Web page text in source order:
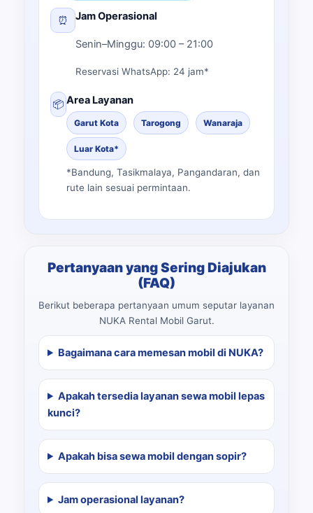
⏰ Jam Operasional
Senin–Minggu: 09:00 – 21:00
Reservasi WhatsApp: 24 jam*
📦 Area Layanan
Garut Kota Tarogong Wanaraja
Luar Kota*
*Bandung, Tasikmalaya, Pangandaran, dan
rute lain sesuai permintaan.
Pertanyaan yang Sering Diajukan
(FAQ)
Berikut beberapa pertanyaan umum seputar layanan
NUKA Rental Mobil Garut.
Bagaimana cara memesan mobil di NUKA?
Apakah tersedia layanan sewa mobil lepas
kunci?
Apakah bisa sewa mobil dengan sopir?
Jam operasional layanan?